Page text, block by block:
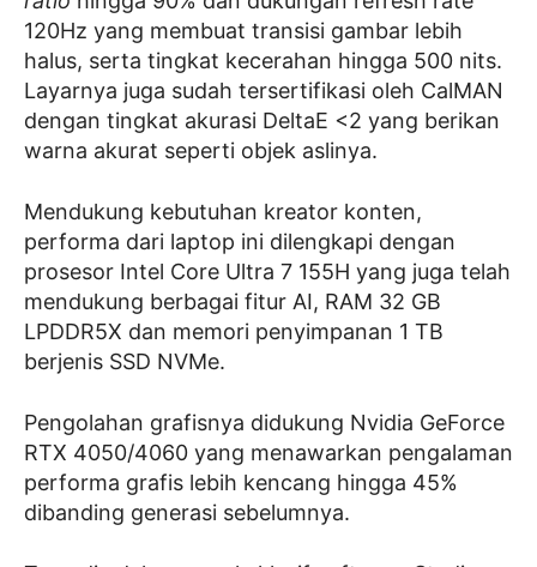
120Hz yang membuat transisi gambar lebih
halus, serta tingkat kecerahan hingga 500 nits.
Layarnya juga sudah tersertifikasi oleh CalMAN
dengan tingkat akurasi DeltaE <2 yang berikan
warna akurat seperti objek aslinya.
Mendukung kebutuhan kreator konten,
performa dari laptop ini dilengkapi dengan
prosesor Intel Core Ultra 7 155H yang juga telah
mendukung berbagai fitur AI, RAM 32 GB
LPDDR5X dan memori penyimpanan 1 TB
berjenis SSD NVMe.
Pengolahan grafisnya didukung Nvidia GeForce
RTX 4050/4060 yang menawarkan pengalaman
performa grafis lebih kencang hingga 45%
dibanding generasi sebelumnya.